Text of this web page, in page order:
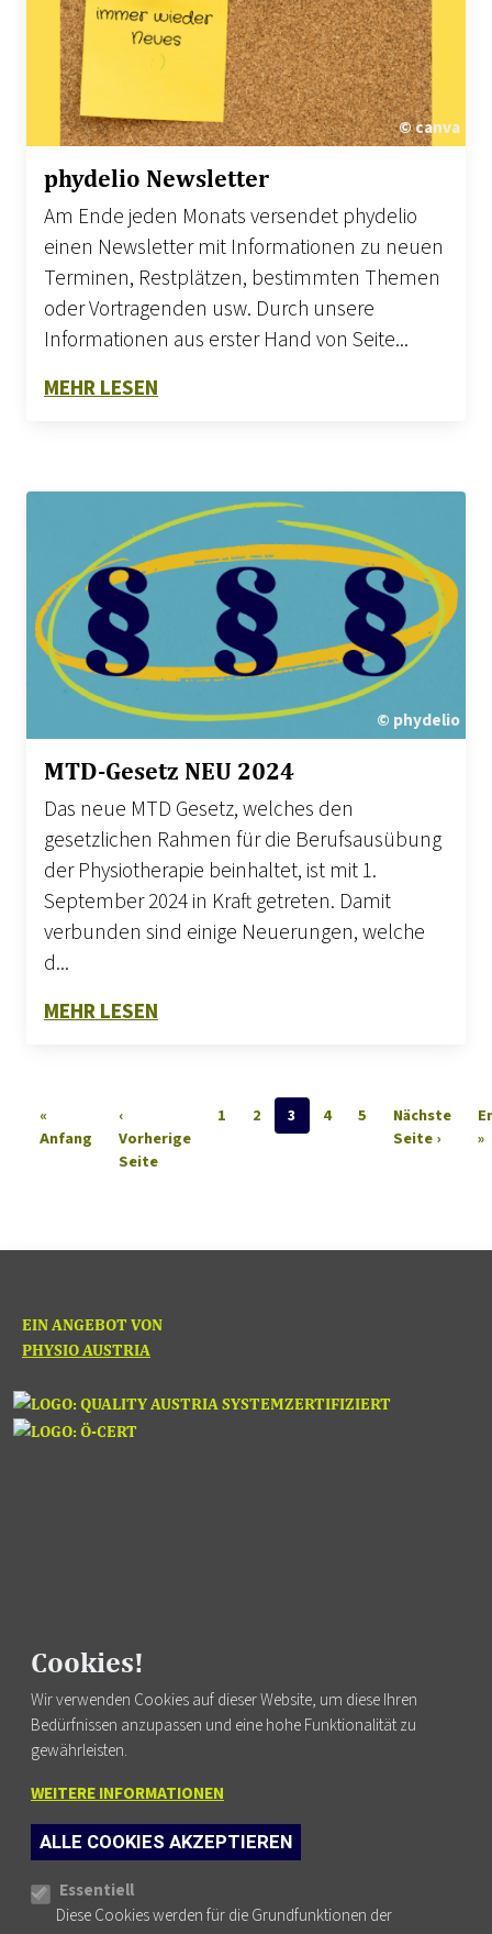
Cookies!
Wir verwenden Cookies auf dieser Website, um diese Ihren
Bedürfnissen anzupassen und eine hohe Funktionalität zu
gewährleisten.
WEITERE INFORMATIONEN
ALLE COOKIES AKZEPTIEREN
Cookie-Einstellungen
Essentiell
Diese Cookies werden für die Grundfunktionen der
© canva
phydelio Newsletter
Am Ende jeden Monats versendet phydelio
einen Newsletter mit Informationen zu neuen
Terminen, Restplätzen, bestimmten Themen
oder Vortragenden usw. Durch unsere
Informationen aus erster Hand von Seite...
MEHR LESEN
© phydelio
MTD-Gesetz NEU 2024
Das neue MTD Gesetz, welches den
gesetzlichen Rahmen für die Berufsausübung
der Physiotherapie beinhaltet, ist mit 1.
September 2024 in Kraft getreten. Damit
verbunden sind einige Neuerungen, welche
d...
MEHR LESEN
Seitennummerierung
«
Anfang Erste Seite
‹
Vorherige
SeiteVorherige Seite
1 2 3 4 5
Nächste
Seite ›
»
EIN ANGEBOT VON
PHYSIO AUSTRIA
FUSSZEILENMENÜ
AGB
IMPRESSUM
NEWSLETTER
KONTAKT